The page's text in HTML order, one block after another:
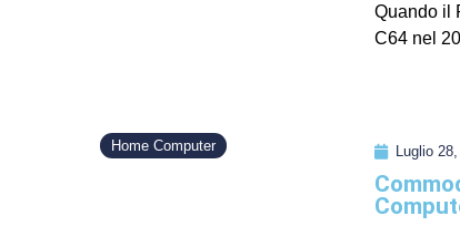
Quando il
C64 nel
Home Computer Luglio